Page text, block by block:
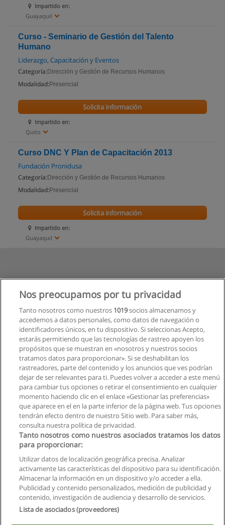
Impartido en:
Guayaquil
Curso - Seminario de Gestión del Talento
Humano
Liderazgo, Capacitación y Eventos
Categoría: Dirección y Gestión de Recursos Humanos
Modalidad: Presencial
Impartido en:
Quito
Solicita información
Curso DNC Y Plan de Capacitación 2013
Fundación Pronidusa
Categoría: Dirección y Gestión de Recursos Humanos
Modalidad: Presencial
Impartido en:
Guayaquil
Solicita información
Reglas de uso
Privacidad de datos
Nos preocupamos por tu privacidad
Tanto nosotros como nuestros 1019socios almacenamos y
accedemos a datos personales, como datos de navegación o
identificadores únicos, en tu dispositivo. Si seleccionas Acepto,
estarás permitiendo que las tecnologías de rastreo apoyen los
propósitos que se muestran en «nosotros y nuestros socios
tratamos datos para proporcionar». Si se deshabilitan los
rastreadores, parte del contenido y los anuncios que ves podrían
dejar de ser relevantes para ti. Puedes volver a acceder a este menú
para cambiar tus opciones o retirar el consentimiento en cualquier
momento haciendo clic en el enlace «Gestionar las preferencias»
que aparece en el en la parte inferior de la página web. Tus opciones
tendrán efecto dentro de nuestro Sitio web. Para saber más,
consulta nuestra política de privacidad.
Tanto nosotros como nuestros asociados tratamos los datos
para proporcionar:
Utilizar datos de localización geográfica precisa. Analizar
activamente las características del dispositivo para su identificación.
Almacenar la información en un dispositivo y/o acceder a ella.
Publicidad y contenido personalizados, medición de publicidad y
contenido, investigación de audiencia y desarrollo de servicios.
Lista de asociados (proveedores)